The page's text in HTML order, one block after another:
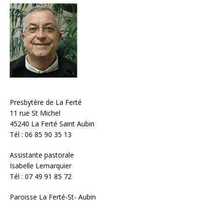
Presbytère de La Ferté
11 rue St Michel
45240 La Ferté Saint Aubin
Tél : 06 85 90 35 13
Assistante pastorale
Isabelle Lemarquier
Tél : 07 49 91 85 72
Paroisse La Ferté-St- Aubin